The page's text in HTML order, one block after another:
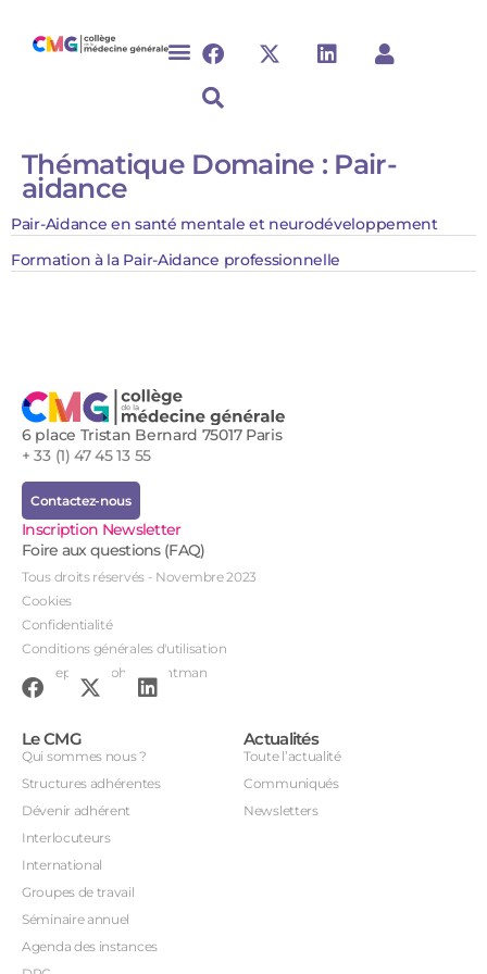
Thématique Domaine : Pair-
aidance
Pair-Aidance en santé mentale et neurodéveloppement
Formation à la Pair-Aidance professionnelle
6 place Tristan Bernard 75017 Paris
+ 33 (1) 47 45 13 55
Contactez-nous
Inscription Newsletter
Foire aux questions (FAQ)
Tous droits réservés - Novembre 2023
Cookies
Confidentialité
Conditions générales d'utilisation
Conception : John Brightman
Le CMG
Qui sommes nous ?
Structures adhérentes
Dévenir adhérent
Interlocuteurs
International
Groupes de travail
Séminaire annuel
Agenda des instances
Actualités
Toute l’actualité
Communiqués
Newsletters